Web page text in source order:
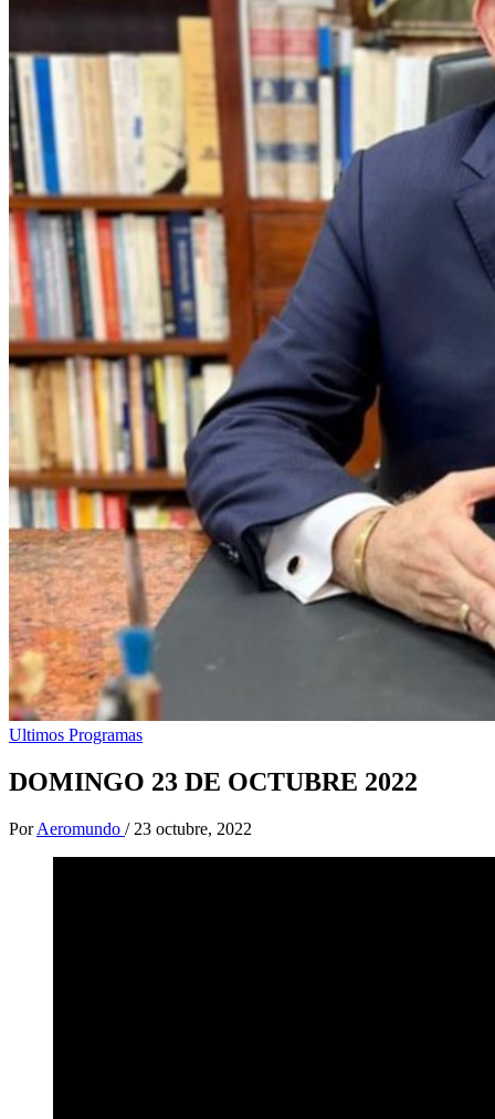
Ultimos Programas
DOMINGO 23 DE OCTUBRE 2022
Por Aeromundo / 23 octubre, 2022